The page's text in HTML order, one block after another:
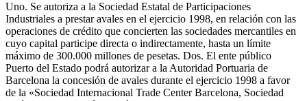
Uno. Se autoriza a la Sociedad Estatal de Participaciones
Industriales a prestar avales en el ejercicio 1998, en relación con las
operaciones de crédito que concierten las sociedades mercantiles en
cuyo capital participe directa o indirectamente, hasta un límite
máximo de 300.000 millones de pesetas. Dos. El ente público
Puerto del Estado podrá autorizar a la Autoridad Portuaria de
Barcelona la concesión de avales durante el ejercicio 1998 a favor
de la «Sociedad Internacional Trade Center Barcelona, Sociedad